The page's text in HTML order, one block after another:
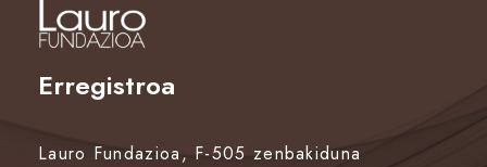
Erregistroa
Lauro Fundazioa, F-505 zenbakiduna